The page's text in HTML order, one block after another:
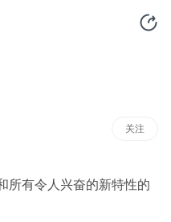
关注
所有令人兴奋的新特性的